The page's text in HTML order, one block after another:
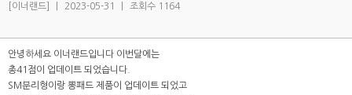
[이너랜드]
2023-05-31 조회수 1164
안녕하세요 이너랜드입니다 이번달에는
총41점이 업데이트 되었습니다.
SM분리형이랑 뽕패드 제품이 업데이트 되었고